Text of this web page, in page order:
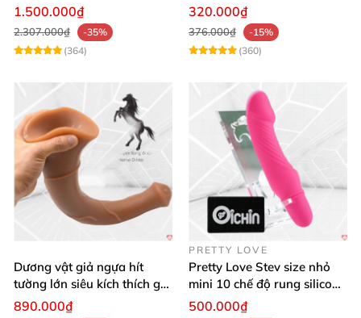
tỏa nhiệt
1.500.000₫
2.307.000₫
-35%
(364)
chế độ rung đa năng
320.000₫
376.000₫
-15%
(360)
Dương vật giả ngựa hít
tường lớn siêu kích thích gai
nổi
890.000₫
PRETTY LOVE
Pretty Love Stev size nhỏ
mini 10 chế độ rung silicone
mềm
500.000₫